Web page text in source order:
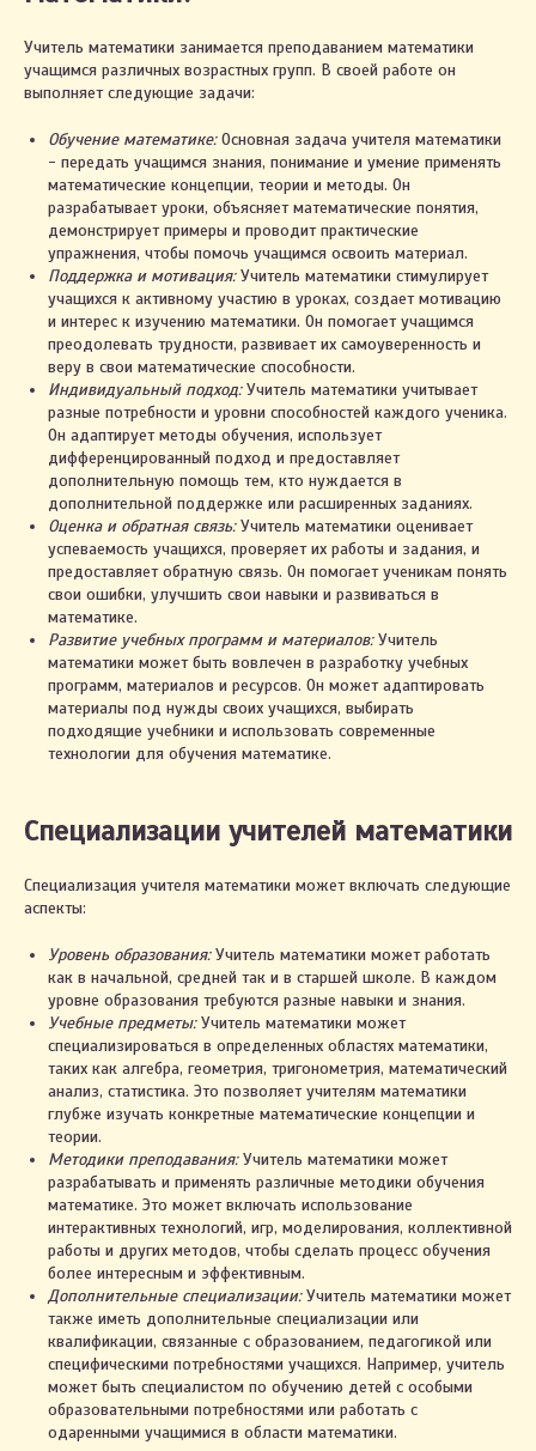
Учитель математики занимается преподаванием математики
учащимся различных возрастных групп. В своей работе он
выполняет следующие задачи:
Обучение математике:Основная задача учителя математики
- передать учащимся знания, понимание и умение применять
математические концепции, теории и методы. Он
разрабатывает уроки, объясняет математические понятия,
демонстрирует примеры и проводит практические
упражнения, чтобы помочь учащимся освоить материал.
Поддержка и мотивация:Учитель математики стимулирует
учащихся к активному участию в уроках, создает мотивацию
и интерес к изучению математики. Он помогает учащимся
преодолевать трудности, развивает их самоуверенность и
веру в свои математические способности.
Индивидуальный подход:Учитель математики учитывает
разные потребности и уровни способностей каждого ученика.
Он адаптирует методы обучения, использует
дифференцированный подход и предоставляет
дополнительную помощь тем, кто нуждается в
дополнительной поддержке или расширенных заданиях.
Оценка и обратная связь:Учитель математики оценивает
успеваемость учащихся, проверяет их работы и задания, и
предоставляет обратную связь. Он помогает ученикам понять
свои ошибки, улучшить свои навыки и развиваться в
математике.
Развитие учебных программ и материалов:Учитель
математики может быть вовлечен в разработку учебных
программ, материалов и ресурсов. Он может адаптировать
материалы под нужды своих учащихся, выбирать
подходящие учебники и использовать современные
технологии для обучения математике.
Специализации учителей математики
Специализация учителя математики может включать следующие
аспекты:
Уровень образования:Учитель математики может работать
как в начальной, средней так и в старшей школе. В каждом
уровне образования требуются разные навыки и знания.
Учебные предметы:Учитель математики может
специализироваться в определенных областях математики,
таких как алгебра, геометрия, тригонометрия, математический
анализ, статистика. Это позволяет учителям математики
глубже изучать конкретные математические концепции и
теории.
Методики преподавания:Учитель математики может
разрабатывать и применять различные методики обучения
математике. Это может включать использование
интерактивных технологий, игр, моделирования, коллективной
работы и других методов, чтобы сделать процесс обучения
более интересным и эффективным.
Дополнительные специализации:Учитель математики может
также иметь дополнительные специализации или
квалификации, связанные с образованием, педагогикой или
специфическими потребностями учащихся. Например, учитель
может быть специалистом по обучению детей с особыми
образовательными потребностями или работать с
одаренными учащимися в области математики.